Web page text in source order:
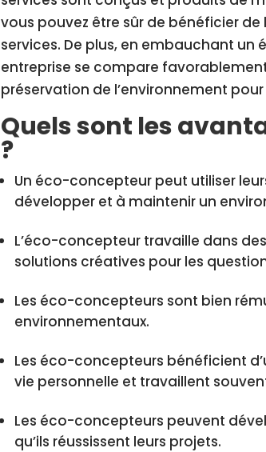
vous pouvez être sûr de bénéficier
services. De plus, en embauchant
entreprise se compare
préservation de l’environnement
Quels sont les
?
Un éco-concepteur peut utiliser
développer et à maintenir un
L’éco-concepteur travaille dans
solutions créatives pour les
Les éco-concepteurs sont bien
environnementaux.
Les éco-concepteurs bénéficient
vie personnelle et travaillent
Les éco-concepteurs peuvent
qu’ils réussissent leurs projets.